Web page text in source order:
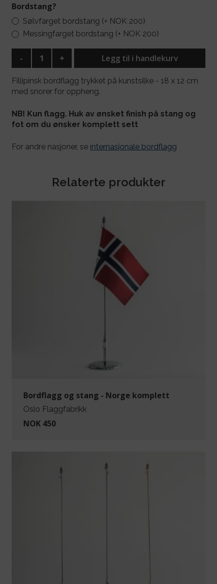
Bordstang?
Sølvfarget bordstang (+ NOK 200)
Messingfarget bordstang (+ NOK 200)
- + Legg til i handlekurv
Fillipinsk bordflagg trykket på kunstsilke - 18 x 12 cm
med snorer for oppheng.
NB! Kun flagg. Huk av ønsket finish på stang og
fot om du ønsker komplett sett
For andre nasjoner, se internasjonale bordflagg
Relaterte produkter
Bordflagg og stang - Norge komplett
Oslo Flaggfabrikk
NOK 450